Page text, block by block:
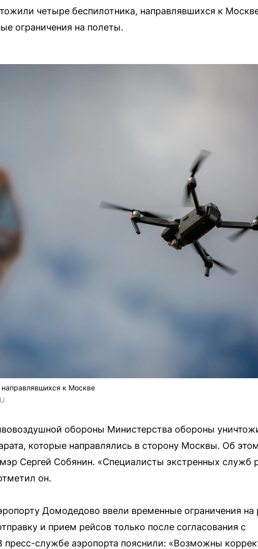
четыре беспилотника, направлявшихся к
ограничения на полеты.
к Москве
обороны Министерства обороны
которые направлялись в сторону Москвы. Об
Сергей Собянин. «Специалисты экстренных служб
он.
Домодедово ввели временные ограничения на
и прием рейсов только после согласования с
службе аэропорта пояснили: «Возможны